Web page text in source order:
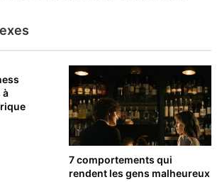
à
7 comportements qui
rendent les gens malheureux